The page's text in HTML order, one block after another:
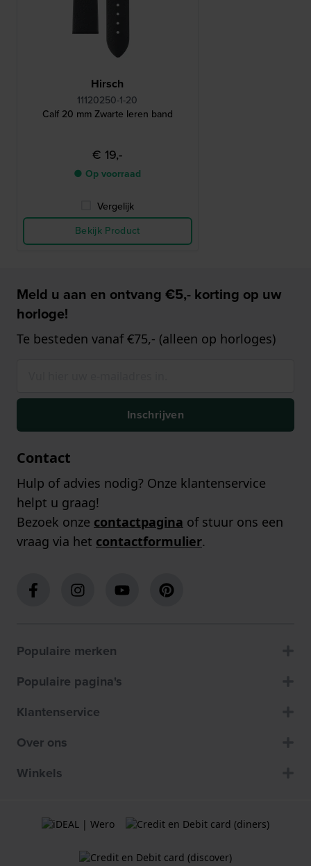
Hirsch
11120250-1-20
Calf 20 mm Zwarte leren band
€ 19,-
● Op voorraad
Vergelijk
Bekijk Product
Meld u aan en ontvang €5,- korting op uw
horloge!
Te besteden vanaf €75,- (alleen op horloges)
Inschrijven
Contact
Hulp of advies nodig? Onze klantenservice
helpt u graag!
Bezoek onze contactpagina of stuur ons een
vraag via het contactformulier.
Populaire merken
Populaire pagina's
Klantenservice
Over ons
Winkels